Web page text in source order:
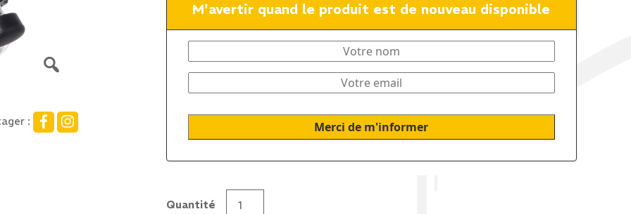
:
M'avertir quand le produit est de nouveau disponible
Quantité